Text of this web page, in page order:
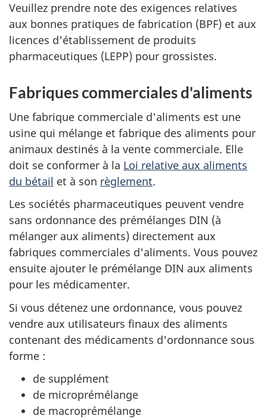
Veuillez prendre note des exigences relatives
aux bonnes pratiques de fabrication (BPF) et aux
licences d'établissement de produits
pharmaceutiques (LEPP) pour grossistes.
Fabriques commerciales d'aliments
Une fabrique commerciale d'aliments est une
usine qui mélange et fabrique des aliments pour
animaux destinés à la vente commerciale. Elle
doit se conformer à la Loi relative aux aliments
du bétail et à son règlement.
Les sociétés pharmaceutiques peuvent vendre
sans ordonnance des prémélanges DIN (à
mélanger aux aliments) directement aux
fabriques commerciales d'aliments. Vous pouvez
ensuite ajouter le prémélange DIN aux aliments
pour les médicamenter.
Si vous détenez une ordonnance, vous pouvez
vendre aux utilisateurs finaux des aliments
contenant des médicaments d'ordonnance sous
forme :
de supplément
de microprémélange
de macroprémélange